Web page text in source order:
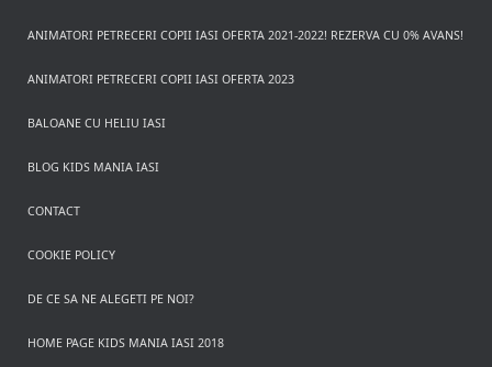
ANIMATORI PETRECERI COPII IASI OFERTA 2021-2022! REZERVA CU 0% AVANS!
ANIMATORI PETRECERI COPII IASI OFERTA 2023
BALOANE CU HELIU IASI
BLOG KIDS MANIA IASI
CONTACT
COOKIE POLICY
DE CE SA NE ALEGETI PE NOI?
HOME PAGE KIDS MANIA IASI 2018